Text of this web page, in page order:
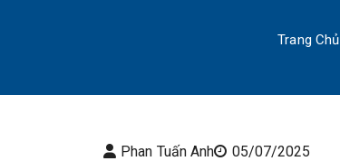
Trang Chủ
Phan Tuấn Anh 05/07/2025